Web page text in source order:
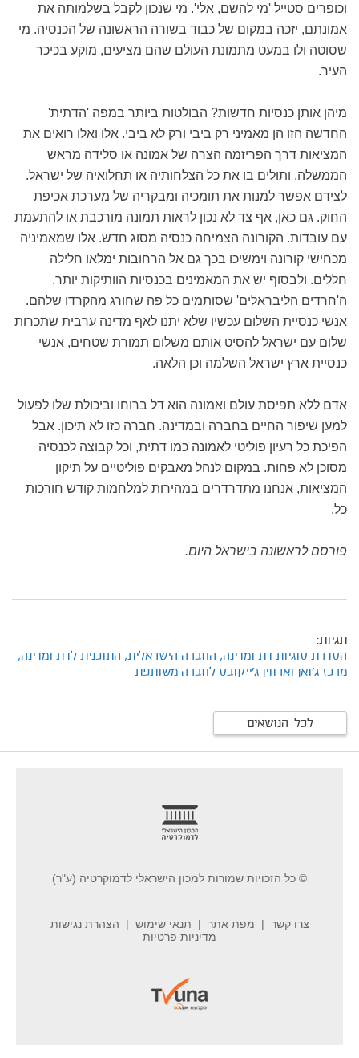
וכופרים סטייל 'מי להשם, אלי'. מי שנכון לקבל בשלמותה את
אמונתם, יזכה במקום של כבוד בשורה הראשונה של הכנסיה. מי
שסוטה ולו במעט מתמונת העולם שהם מציעים, מוקע בכיכר
העיר.
מיהן אותן כנסיות חדשות? הבולטות ביותר במפה 'הדתית'
החדשה הזו הן מאמיני רק ביבי ורק לא ביבי. אלו ואלו רואים את
המציאות דרך הפריזמה הצרה של אמונה או סלידה מראש
הממשלה, ותולים בו את כל הצלחותיה או תחלואיה של ישראל.
לצידם אפשר למנות את תומכיה ומבקריה של מערכת אכיפת
החוק. גם כאן, אף צד לא נכון לראות תמונה מורכבת או להתעמת
עם עובדות. הקורונה הצמיחה כנסיה מסוג חדש. אלו שמאמיניה
מכחישי קורונה וימשיכו בכך גם אל הרחובות ימלאו חלילה
חללים. ולבסוף יש את המאמינים בכנסיות הוותיקות יותר.
ה'חרדים הליבראלים' שסותמים כל פה שחורג מהקרדו שלהם.
אנשי כנסיית השלום עכשיו שלא יתנו לאף מדינה ערבית שתכרות
שלום עם ישראל להסיט אותם משלום תמורת שטחים, אנשי
כנסיית ארץ ישראל השלמה וכן הלאה.
אדם ללא תפיסת עולם ואמונה הוא דל ברוחו וביכולת שלו לפעול
למען שיפור החיים בחברה ובמדינה. חברה כזו לא תיכון. אבל
הפיכת כל רעיון פוליטי לאמונה כמו דתית, וכל קבוצה לכנסיה
מסוכן לא פחות. במקום לנהל מאבקים פוליטיים על תיקון
המציאות, אנחנו מתדרדרים במהירות למלחמות קודש חורכות
כל.
פורסם לראשונה בישראל היום.
תגיות:
הסדרת סוגיות דת ומדינה, החברה הישראלית, התוכנית לדת ומדינה,
מרכז ג'ואן וארווין ג'ייקובס לחברה משותפת
לכל הנושאים
© כל הזכויות שמורות למכון הישראלי לדמוקרטיה (ע"ר)
צרו קשר מפת אתר תנאי שימוש
הצהרת נגישות
מדיניות פרטיות